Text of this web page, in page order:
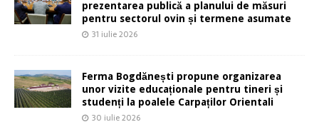
prezentarea publică a planului de măsuri
pentru sectorul ovin și termene asumate
31 iulie 2026
Ferma Bogdănești propune organizarea
unor vizite educaționale pentru tineri și
studenți la poalele Carpaților Orientali
30 iulie 2026